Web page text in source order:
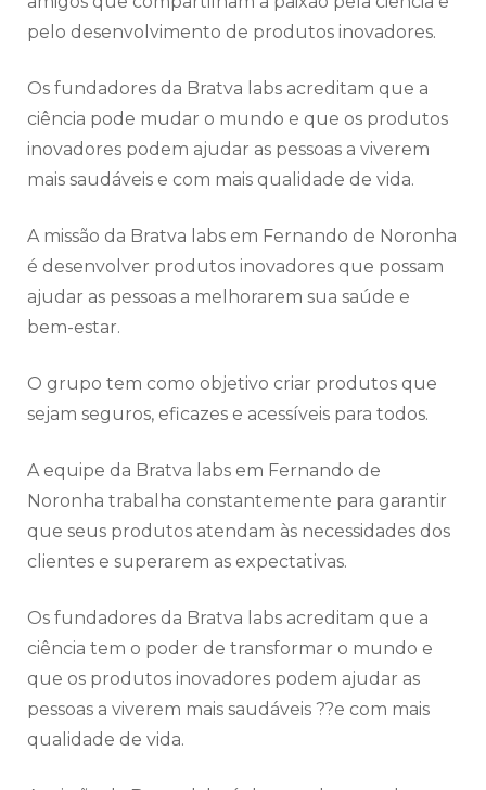
pelo desenvolvimento de produtos inovadores.
Os fundadores da Bratva labs acreditam que a
ciência pode mudar o mundo e que os produtos
inovadores podem ajudar as pessoas a viverem
mais saudáveis e com mais qualidade de vida.
A missão da Bratva labs em Fernando de Noronha
é desenvolver produtos inovadores que possam
ajudar as pessoas a melhorarem sua saúde e
bem-estar.
O grupo tem como objetivo criar produtos que
sejam seguros, eficazes e acessíveis para todos.
A equipe da Bratva labs em Fernando de
Noronha trabalha constantemente para garantir
que seus produtos atendam às necessidades dos
clientes e superarem as expectativas.
Os fundadores da Bratva labs acreditam que a
ciência tem o poder de transformar o mundo e
que os produtos inovadores podem ajudar as
pessoas a viverem mais saudáveis ??e com mais
qualidade de vida.